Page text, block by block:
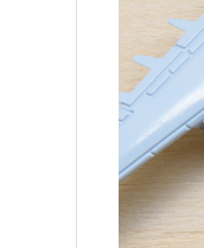
5.3
6ワ